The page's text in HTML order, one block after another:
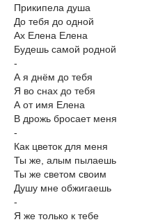
Прикипела душа
До тебя до одной
Ах Елена Елена
Будешь самой родной
-
А я днём до тебя
Я во снах до тебя
А от имя Елена
В дрожь бросает меня
-
Как цветок для меня
Ты же, алым пылаешь
Ты же светом своим
Душу мне обжигаешь
-
Я же только к тебе